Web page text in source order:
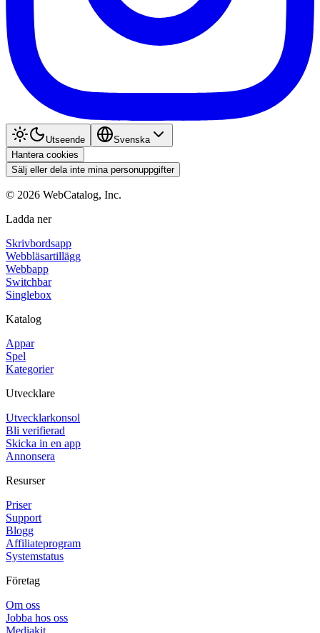
Utseende
Svenska
Hantera cookies
Sälj eller dela inte mina personuppgifter
© 2026 WebCatalog, Inc.
Ladda ner
Skrivbordsapp
Webbläsartillägg
Webbapp
Switchbar
Singlebox
Katalog
Appar
Spel
Kategorier
Utvecklare
Utvecklarkonsol
Bli verifierad
Skicka in en app
Annonsera
Resurser
Priser
Support
Blogg
Affiliateprogram
Systemstatus
Företag
Om oss
Jobba hos oss
Mediakit